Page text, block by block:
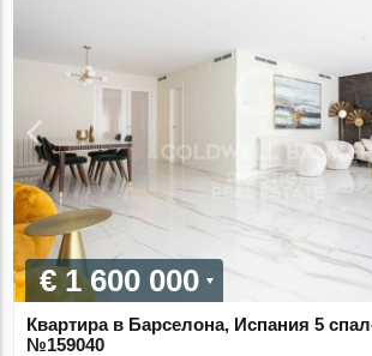
€ 1 600 000
Квартира в Барселона, Испания 5
№159040